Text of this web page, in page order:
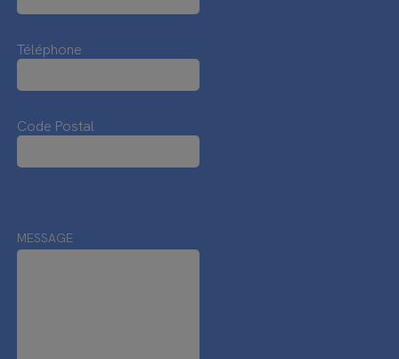
Téléphone
Code Postal
MESSAGE